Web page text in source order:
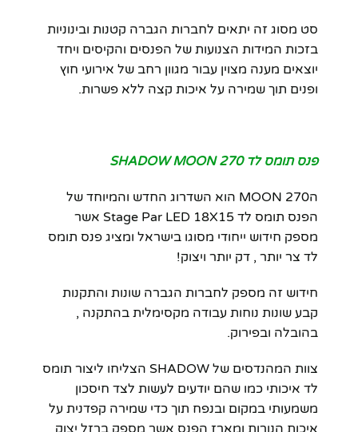
סט מסוג זה יתאים לחברות הגברה קטנות ובינוניות
בזכות המידות הצנועות של הפנסים והקיסים ויחד
יוצאים מענה מצוין עבור מגוון רחב של אירועי חוץ
ופנים תוך שמירה על איכות קצה ללא פשרות.
פנס תומס לד SHADOW MOON 270
הMOON 270 הוא השדרוג החדש והמיוחד של
הפנס תומס לד Stage Par LED 18X15 אשר
מספק חידוש ייחודי מסוגו בישראל ומציג פנס תומס
לד צר יותר , דק יותר ויצוק!
חידוש זה מספק לחברות הגברה שונות והתקנות
קבע שונות נוחות עבודה מקסימלית בהתקנה ,
בהובלה ובפירוק.
צוות המהנדסים של SHADOW הצליחו ליצור תומס
לד איכותי כמו שהם יודעים לעשות לצד חיסכון
משמעותי במקום ובנפח תוך כדי שמירה קפדנית על
איכות הנורות ומארז הפנס אשר מספק ברזל יצוק